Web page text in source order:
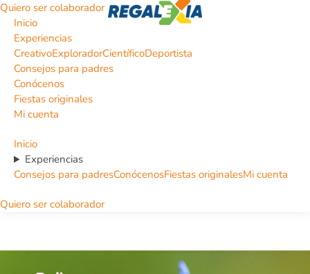
Quiero ser colaborador
Inicio
Experiencias
CreativoExploradorCientíficoDeportista
Consejos para padres
Conócenos
Fiestas originales
Mi cuenta
Inicio
Experiencias
Consejos para padresConócenosFiestas originalesMi cuenta
Quiero ser colaborador